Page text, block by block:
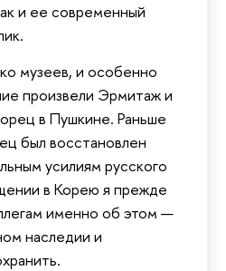
и ее современный
музеев, и особенно
произвели Эрмитаж и
в Пушкине. Раньше
был восстановлен
усилиям русского
в Корею я прежде
именно об этом —
наследии и